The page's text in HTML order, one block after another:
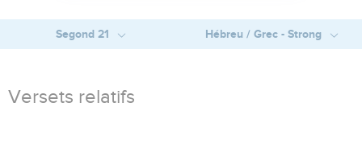
Segond 21 Hébreu / Grec - Strong
Versets relatifs